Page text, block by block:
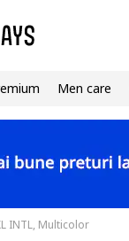
Men care
INTL, Multicolor